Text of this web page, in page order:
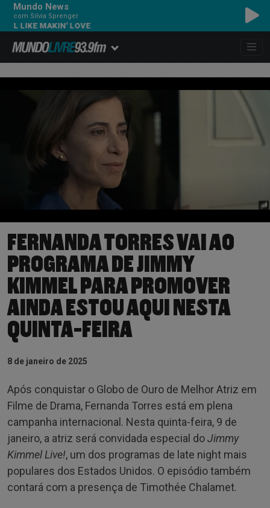
Mundo News
com Silvia Sprenger
MAKIN' LOVE
FERNANDA TORRES VAI AO
PROGRAMA DE JIMMY
KIMMEL PARA PROMOVER
AINDA ESTOU AQUI NESTA
QUINTA-FEIRA
8 de janeiro de 2025
Após conquistar o Globo de Ouro de Melhor Atriz em
Filme de Drama, Fernanda Torres está em plena
campanha internacional. Nesta quinta-feira, 9 de
janeiro, a atriz será convidada especial doJimmy
Kimmel Live!, um dos programas de late night mais
populares dos Estados Unidos. O episódio também
contará com a presença de Timothée Chalamet.